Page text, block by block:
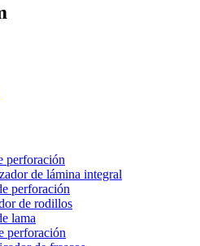
perforación
de lámina integral
perforación
de rodillos
lama
perforación